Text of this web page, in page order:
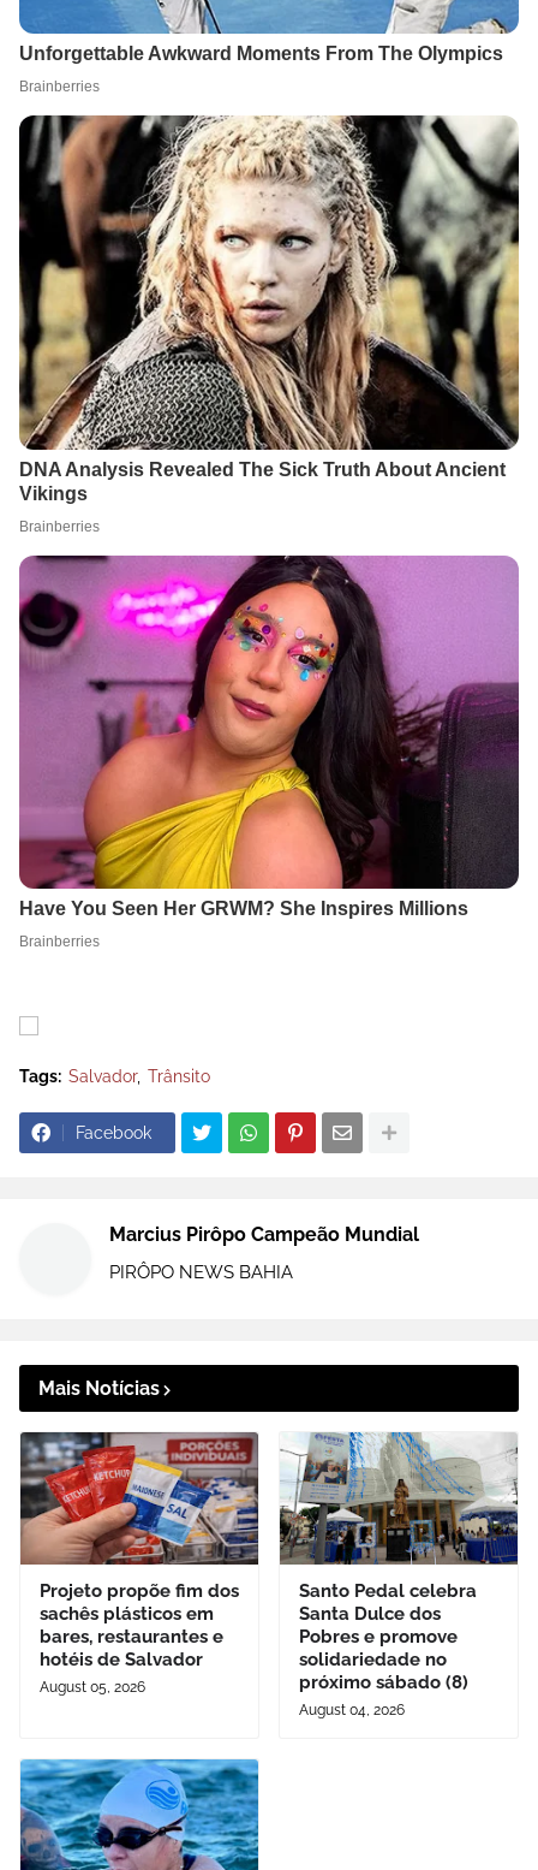
Tags: Salvador Trânsito
Facebook
Marcius Pirôpo Campeão Mundial
PIRÔPO NEWS BAHIA
Mais Notícias
Projeto propõe fim dos
sachês plásticos em
bares, restaurantes e
hotéis de Salvador
August 05, 2026
Santo Pedal celebra
Santa Dulce dos
Pobres e promove
solidariedade no
próximo sábado (8)
August 04, 2026